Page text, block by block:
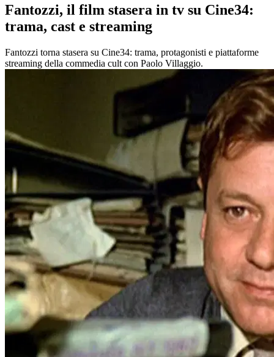
Fantozzi, il film stasera in tv su Cine34:
trama, cast e streaming
Fantozzi torna stasera su Cine34: trama, protagonisti e piattaforme
streaming della commedia cult con Paolo Villaggio.